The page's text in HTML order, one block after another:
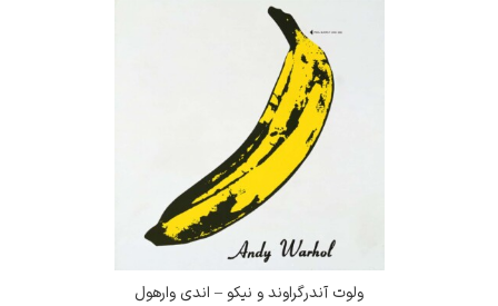
ولوت آندرگراوند و نیکو – اندی وارهول